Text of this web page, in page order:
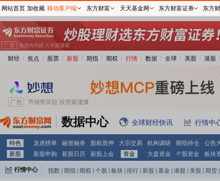
财经 焦点 股票 新股 期指 期权 行情 数据 全球 美股 港股
数据中心 全球财经快讯 行情中
特色 龙虎榜单 融资融券 股权质押 大宗交易 机构调研 期指持仓
公告
新股
新股申购 新股日历 新股上会 资金 大盘资金 个股资金 板块
行情中心 指数 期指 期权 个股 板块 排行 新股 基金 港股 美股 期货
网站首页 加收藏 移动客户端 东方财富 天天基金网 东方财富证券 东方